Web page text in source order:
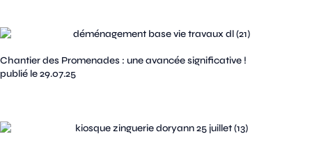
Chantier des Promenades : une avancée significative !
publié le 29.07.25